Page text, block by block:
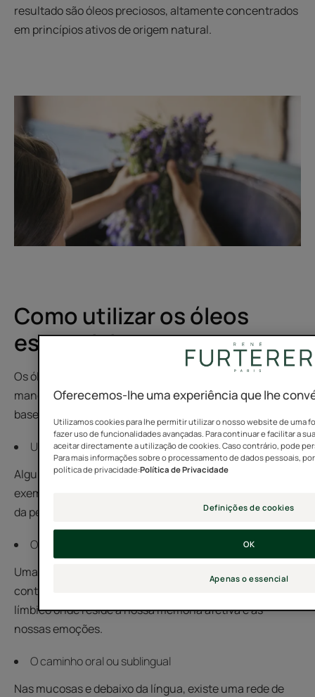
resultado são óleos preciosos, altamente concentrados
em princípios ativos de origem natural.
Como utilizar os óleos
essenciais
Os óleos essenciais podem ser utilizados de várias
maneiras, quer isoladamente quer diluídos num óleo à
base de plantas.
Uso na pele
Algumas gotas de óleos essenciais, colocadas, por
exemplo, no pulso, penetram nas diferentes camadas
da pele para chegar à corrente sanguínea.
O caminho olfativo
Uma vez inspirados, os odores e as mensagens olfativas
contidas nos óleos são transportados para o sistema
límbico onde reside a nossa memória afetiva e as
nossas emoções.
O caminho oral ou sublingual
Nas mucosas e debaixo da língua, existe uma rede de
Oferecemos-lhe uma experiência que lhe
Utilizamos cookies para lhe permitir utilizar o nosso website de uma
fazer uso de funcionalidades avançadas. Para continuar e facilitar a
aceitar directamente a utilização de cookies. Caso contrário, pode
Para mais informações sobre o processamento de dados pessoais,
política de privacidade:Política de Privacidade
Definições de cookies
Apenas o essencial
OK